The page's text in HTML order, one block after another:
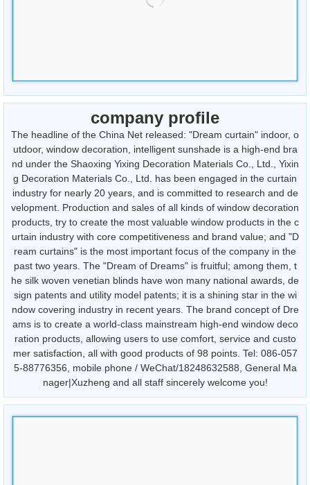
company profile
The headline of the China Net released: "Dream curtain" indoor, o
utdoor, window decoration, intelligent sunshade is a high-end bra
nd under the Shaoxing Yixing Decoration Materials Co., Ltd., Yixin
g Decoration Materials Co., Ltd. has been engaged in the curtain
industry for nearly 20 years, and is committed to research and de
velopment. Production and sales of all kinds of window decoration
products, try to create the most valuable window products in the c
urtain industry with core competitiveness and brand value; and "D
ream curtains" is the most important focus of the company in the
past two years. The "Dream of Dreams" is fruitful; among them, t
he silk woven venetian blinds have won many national awards, de
sign patents and utility model patents; it is a shining star in the wi
ndow covering industry in recent years. The brand concept of Dre
ams is to create a world-class mainstream high-end window deco
ration products, allowing users to use comfort, service and custo
mer satisfaction, all with good products of 98 points. Tel: 086-057
5-88776356, mobile phone / WeChat/18248632588, General Ma